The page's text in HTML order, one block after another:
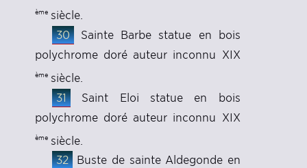
èmesiècle.
30 Sainte Barbe statue en bois
polychrome doré auteur inconnu XIX
èmesiècle.
31 Saint Eloi statue en bois
polychrome doré auteur inconnu XIX
èmesiècle.
32 Buste de sainte Aldegonde en